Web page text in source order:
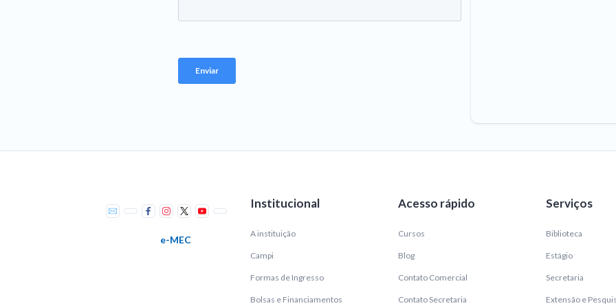
e-MEC
Institucional
A instituição
Campi
Formas de Ingresso
Bolsas e Financiamentos
Acesso rápido
Cursos
Blog
Contato Comercial
Contato Secretaria
Serviços
Biblioteca
Estágio
Secretaria
Extensão e